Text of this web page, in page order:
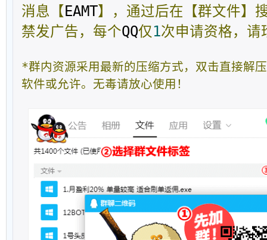
消息【EAMT】，通过后在【群文件】
禁发广告，每个QQ仅1次申请资格，请
*群内资源采用最新的压缩方式，双击直接解
软件或允许。无毒请放心使用！